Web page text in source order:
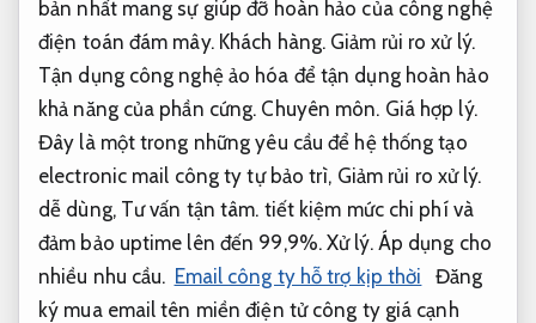
bản nhất mang sự giúp đỡ hoàn hảo của công nghệ
điện toán đám mây. Khách hàng. Giảm rủi ro xử lý.
Tận dụng công nghệ ảo hóa để tận dụng hoàn hảo
khả năng của phần cứng. Chuyên môn. Giá hợp lý.
Đây là một trong những yêu cầu để hệ thống tạo
electronic mail công ty tự bảo trì, Giảm rủi ro xử lý.
dễ dùng, Tư vấn tận tâm. tiết kiệm mức chi phí và
đảm bảo uptime lên đến 99,9%. Xử lý. Áp dụng cho
nhiều nhu cầu. Email công ty hỗ trợ kịp thời
Đăng
ký mua email tên miền điện tử công ty giá cạnh